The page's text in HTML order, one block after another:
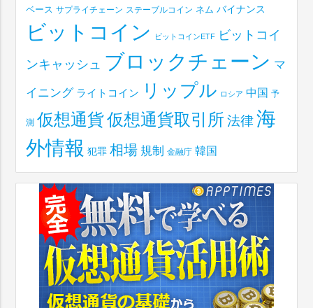
ベース サプライチェーン ステーブルコイン ネム バイナンス
ビットコイン ビットコインETF ビットコイ
ンキャッシュ ブロックチェーン マ
イニング ライトコイン リップル ロシア 中国 予
測 仮想通貨仮想通貨取引所 法律 海
外情報 犯罪 相場 規制 金融庁 韓国